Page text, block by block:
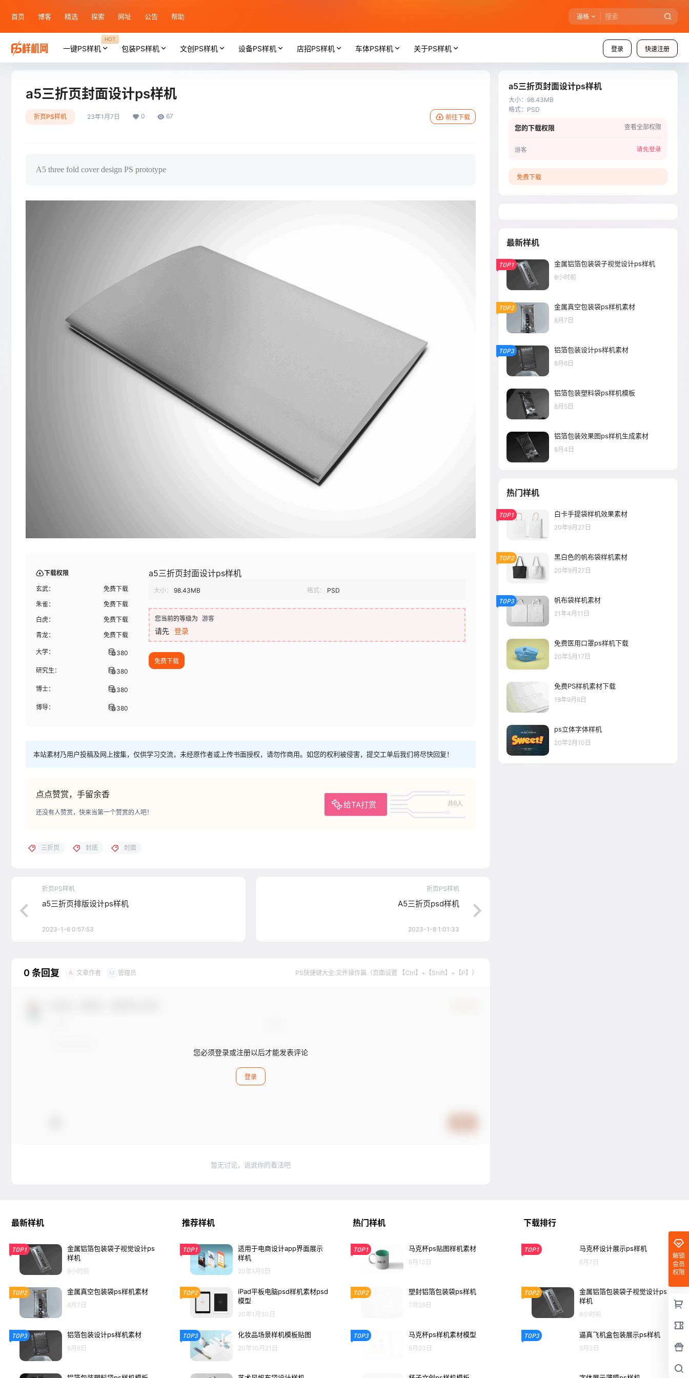
首页 博客 精选 探索 网址 公告 帮助 逼格
登录 快速注册
一键PS样机
HOT
包装PS样机 文创PS样机 设备PS样机 店招PS样机 车体PS样机 关于PS样机
a5三折页封面设计ps样机
折页PS样机 23年1月7日 0 67 前往下载
A5 three fold cover design PS prototype
下载权限
玄武：
免费下载
朱雀：
免费下载
白虎：
免费下载
青龙：
免费下载
大学： 380
研究生： 380
博士： 380
博导： 380
a5三折页封面设计ps样机
大小： 98.43MB 格式： PSD
您当前的等级为 游客
请先 登录
免费下载
本站素材乃用户投稿及网上搜集，仅供学习交流，未经原作者或上传书面授权，请勿作商用。如您的权利被侵害，提交工单后我们将尽快回复！
点点赞赏，手留余香
给TA打赏 共0人
还没有人赞赏，快来当第一个赞赏的人吧！
三折页 封底 封面
折页PS样机
a5三折页排版设计ps样机
2023-1-6 0:57:53
折页PS样机
A5三折页psd样机
2023-1-8 1:01:33
0 条回复 A 文章作者 M 管理员 PS快捷键大全:文件操作篇（页面设置 【Ctrl】+【Shift】+【P】）
您必须登录或注册以后才能发表评论
登录
暂无讨论，说说你的看法吧
a5三折页封面设计ps样机
大小： 98.43MB
格式： PSD
您的下载权限 查看全部权限
游客 请先登录
免费下载
最新样机
TOP1 金属铝箔包装袋子视觉设计ps样机
8小时前
TOP2 金属真空包装袋ps样机素材
8月7日
TOP3 铝箔包装设计ps样机素材
8月6日
铝箔包装塑料袋ps样机模板
8月5日
铝箔包装效果图ps样机生成素材
8月4日
热门样机
TOP1 白卡手提袋样机效果素材
20年9月27日
TOP2 黑白色的帆布袋样机素材
20年9月27日
TOP3 帆布袋样机素材
21年4月11日
免费医用口罩ps样机下载
20年5月17日
免费PS样机素材下载
18年9月6日
ps立体字体样机
20年2月10日
解锁
会员
权限
最新样机
TOP1
金属铝箔包装袋子视觉设计ps
样机
8小时前
TOP2 金属真空包装袋ps样机素材
8月7日
TOP3 铝箔包装设计ps样机素材
8月6日
推荐样机
TOP1
适用于电商设计app界面展示
样机
20年1月5日
TOP2
iPad平板电脑psd样机素材psd
模型
20年1月30日
TOP3 化妆品场景样机模板贴图
20年10月21日
热门样机
TOP1 马克杯ps贴图样机素材
6月13日
TOP2 塑封铝箔包装袋ps样机
7月29日
TOP3 马克杯ps样机素材模型
6月23日
下载排行
TOP1 马克杯设计展示ps样机
6月7日
TOP2
金属铝箔包装袋子视觉设计ps
样机
8小时前
TOP3 逼真飞机盒包装展示ps样机
5月3日